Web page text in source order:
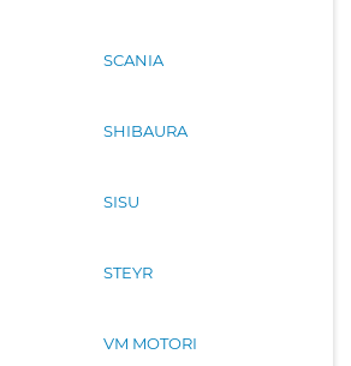
SCANIA
SHIBAURA
SISU
STEYR
VM MOTORI